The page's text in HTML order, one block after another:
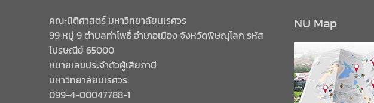
คณะนิติศาสตร์ มหาวิทยาลัยนเรศวร
99 หมู่ 9 ตำบลท่าโพธิ์ อำเภอเมือง จังหวัดพิษณุโลก รหัส
ไปรษณีย์ 65000
หมายเลขประจำตัวผู้เสียภาษี
มหาวิทยาลัยนเรศวร:
099-4-00047788-1
NU Map